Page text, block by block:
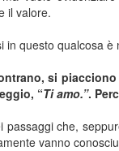
il valore.
in questo qualcosa
si
“Ti amo.”.
passaggi che,
vanno